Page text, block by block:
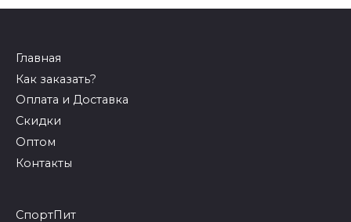
Главная
Как заказать?
Оплата и Доставка
Скидки
Оптом
Контакты
СпортПит